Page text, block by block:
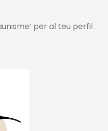
per al teu perfil